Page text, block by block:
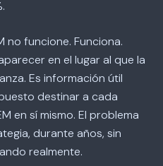
no funcione. Funciona.
en el lugar al que la
Es información útil
destinar a cada
en sí mismo. El problema
durante años, sin
realmente.